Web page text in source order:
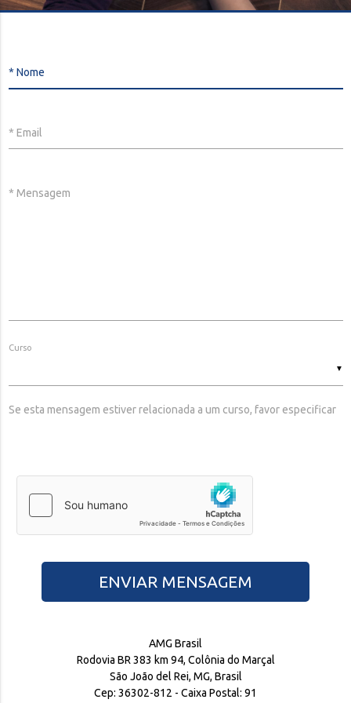
* Nome
* Email
* Mensagem
▼
Curso
Se esta mensagem estiver relacionada a um curso, favor especificar
ENVIAR MENSAGEM
AMG Brasil
Rodovia BR 383 km 94, Colônia do Marçal
São João del Rei, MG, Brasil
Cep: 36302-812 - Caixa Postal: 91